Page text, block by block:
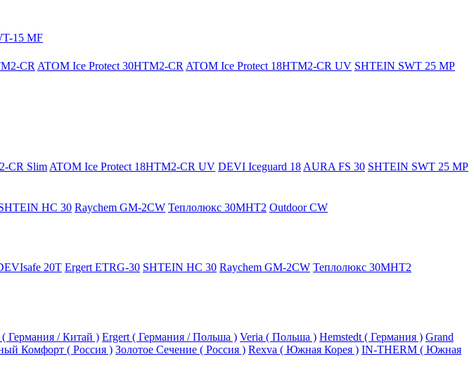
15 MF
CR ATOM Ice Protect 30HTM2-CR ATOM Ice Protect 18HTM2-CR UV SHTEIN SWT 25 MP
CR Slim ATOM Ice Protect 18HTM2-CR UV DEVI Iceguard 18 AURA FS 30 SHTEIN SWT 25 MP
HC 30 Raychem GM-2CW Теплолюкс 30МНТ2 Outdoor CW
20T Ergert ETRG-30 SHTEIN HC 30 Raychem GM-2CW Теплолюкс 30МНТ2
( Германия / Китай ) Ergert ( Германия / Польша ) Veria ( Польша ) Hemstedt ( Германия ) Grand
Комфорт ( Россия ) Золотое Сечение ( Россия ) Rexva ( Южная Корея ) IN-THERM ( Южная